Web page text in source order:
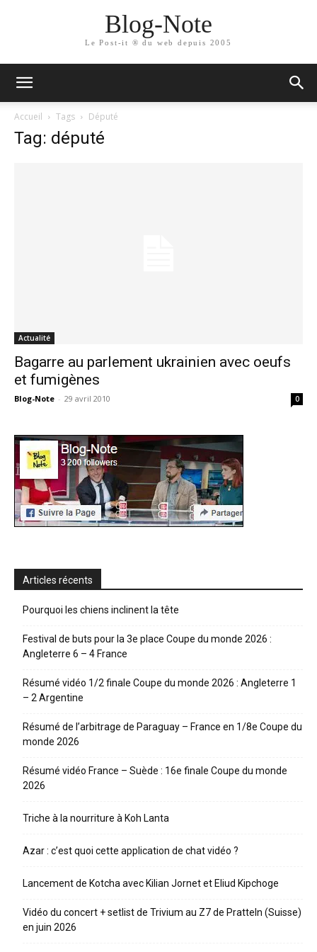
Blog-Note
Le Post-it ® du web depuis 2005
Accueil Tags Député
Tag: député
Actualité
Bagarre au parlement ukrainien avec oeufs
et fumigènes
Blog-Note - 29 avril 2010 0
Articles récents
Pourquoi les chiens inclinent la tête
Festival de buts pour la 3e place Coupe du monde 2026 :
Angleterre 6 – 4 France
Résumé vidéo 1/2 finale Coupe du monde 2026 : Angleterre 1
– 2 Argentine
Résumé de l’arbitrage de Paraguay – France en 1/8e Coupe du
monde 2026
Résumé vidéo France – Suède : 16e finale Coupe du monde
2026
Triche à la nourriture à Koh Lanta
Azar : c’est quoi cette application de chat vidéo ?
Lancement de Kotcha avec Kilian Jornet et Eliud Kipchoge
Vidéo du concert + setlist de Trivium au Z7 de Pratteln (Suisse)
en juin 2026